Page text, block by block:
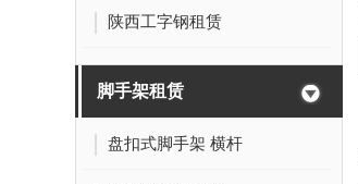
陕西工字钢租赁
脚手架租赁
盘扣式脚手架 横杆